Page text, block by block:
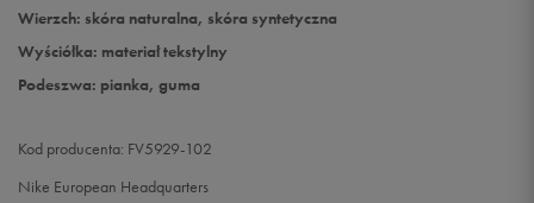
40
Wierzch: skóra naturalna, skóra syntetyczna
Wyściółka: materiał tekstylny
Podeszwa: pianka, guma
Kod producenta: FV5929-102
Nike European Headquarters